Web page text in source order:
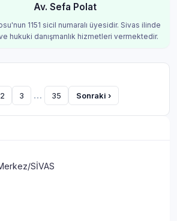
SİVAS
Av. Sefa Polat
1151 sicil numaralı üyesidir. Sivas ilinde
hukuki danışmanlık hizmetleri vermektedir.
2 3 … 35 Sonraki ›